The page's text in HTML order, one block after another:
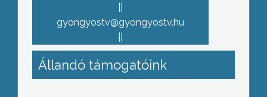
gyongyostv@gyongyostv.hu
Állandó támogatóink